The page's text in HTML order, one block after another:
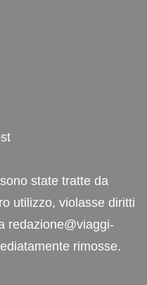
state tratte da
utilizzo, violasse diritti
redazione@viaggi-
rimosse.